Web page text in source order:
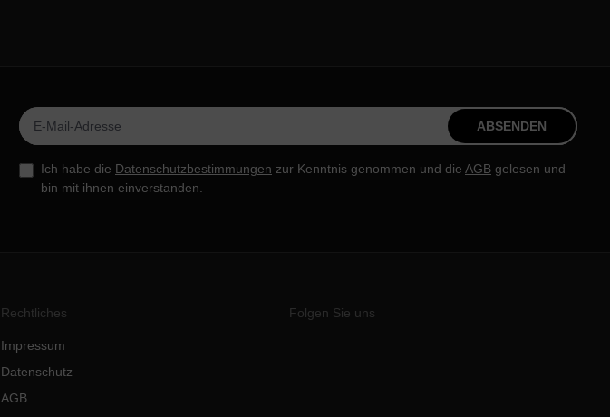
ABSENDEN
Ich habe die Datenschutzbestimmungen zur Kenntnis genommen und die AGB gelesen und
bin mit ihnen einverstanden.
Rechtliches
Impressum
Datenschutz
AGB
Folgen Sie uns